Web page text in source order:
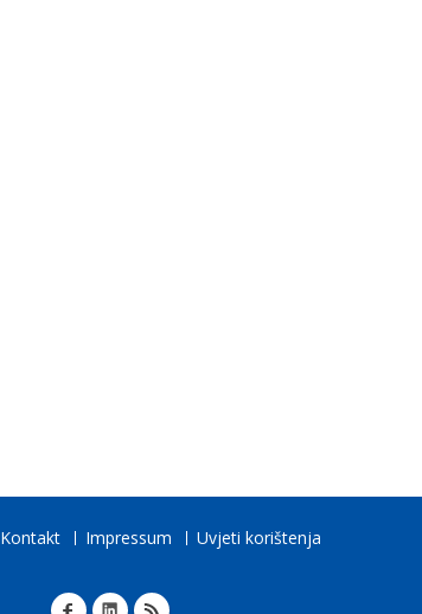
Kontakt Impressum Uvjeti korištenja